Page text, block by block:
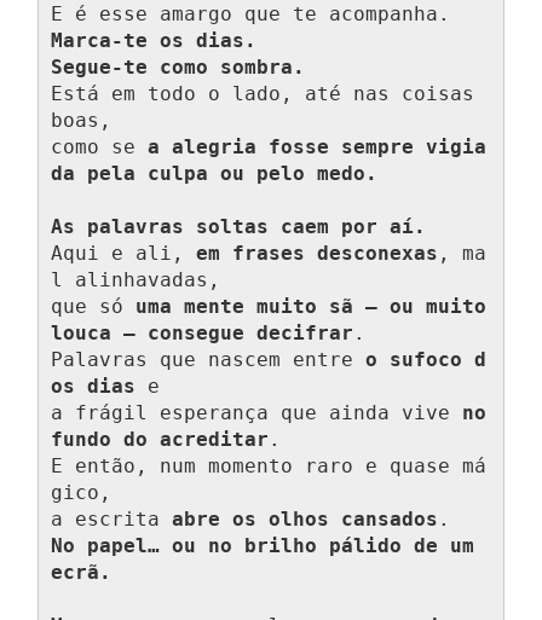
Marca-te os dias.
Segue-te como sombra.
Está em todo o lado, até nas coisas
boas,
como se a alegria fosse sempre vigia
da pela culpa ou pelo medo.
As palavras soltas caem por aí.
Aqui e ali, em frases desconexas , ma
l alinhavadas,
que só uma mente muito sã — ou muito
louca — consegue decifrar .
Palavras que nascem entre o sufoco d
os dias e
a frágil esperança que ainda vive no
fundo do acreditar .
E então, num momento raro e quase má
gico,
a escrita abre os olhos cansados
No papel… ou no brilho pálido de um
ecrã.